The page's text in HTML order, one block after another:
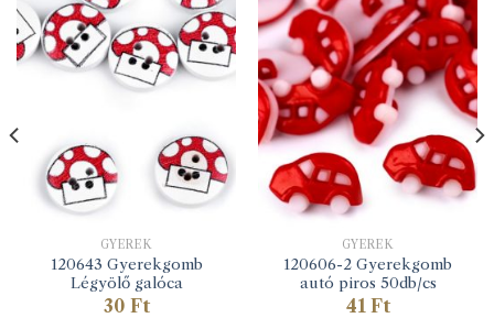
GYEREK
120643 Gyerekgomb
Légyölő galóca
30 Ft
GYEREK
120606-2 Gyerekgomb
autó piros 50db/cs
41 Ft